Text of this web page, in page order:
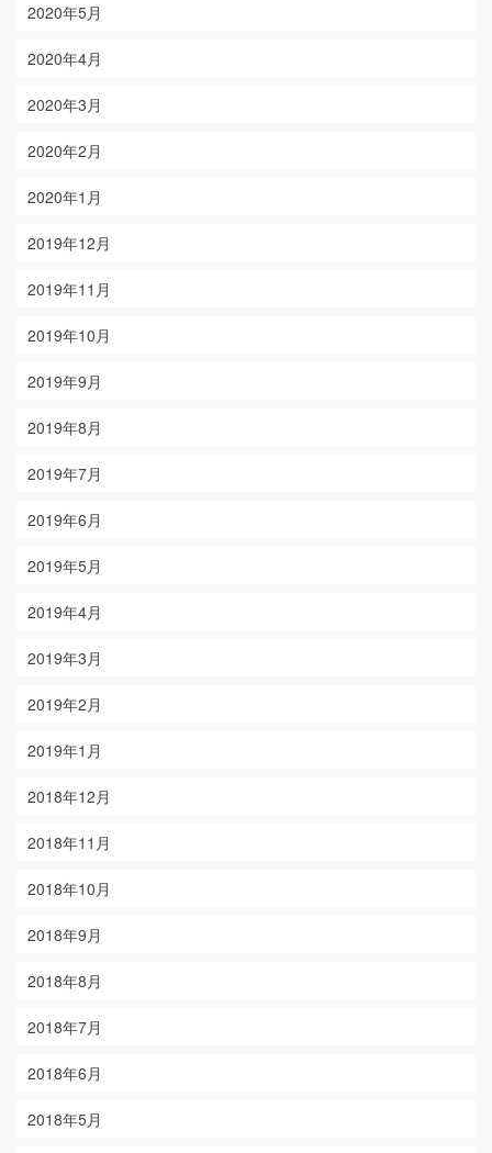
2020年5月
2020年4月
2020年3月
2020年2月
2020年1月
2019年12月
2019年11月
2019年10月
2019年9月
2019年8月
2019年7月
2019年6月
2019年5月
2019年4月
2019年3月
2019年2月
2019年1月
2018年12月
2018年11月
2018年10月
2018年9月
2018年8月
2018年7月
2018年6月
2018年5月